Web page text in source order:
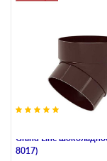
Grand Line
8017)